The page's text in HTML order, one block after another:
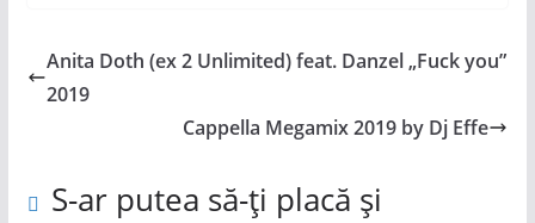
Anita Doth (ex 2 Unlimited) feat. Danzel „Fuck you”
2019
Cappella Megamix 2019 by Dj Effe
S-ar putea să-ți placă și